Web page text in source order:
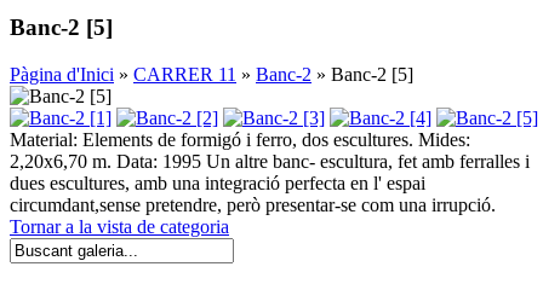
Banc-2 [5]
Pàgina d'Inici » CARRER 11 » Banc-2 » Banc-2 [5]
Material: Elements de formigó i ferro, dos escultures. Mides:
2,20x6,70 m. Data: 1995 Un altre banc- escultura, fet amb ferralles i
dues escultures, amb una integració perfecta en l' espai
circumdant,sense pretendre, però presentar-se com una irrupció.
Tornar a la vista de categoria